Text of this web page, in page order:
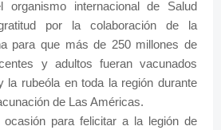
organismo internacional de Salud
por la colaboración de la
para que más de 250 millones de
y adultos fueran vacunados
la rubeóla en toda la región durante
de Las Américas.
ocasión para felicitar a la legión de